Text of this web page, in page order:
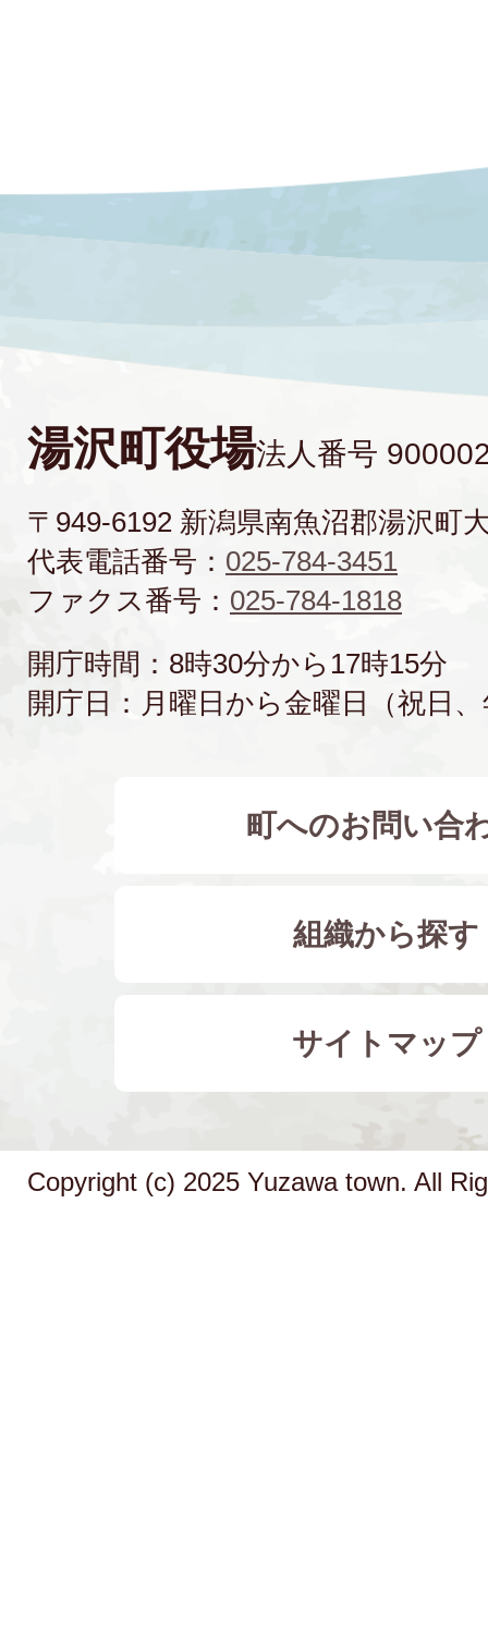
湯沢町役場法人番号
〒949-6192 新潟県南魚沼郡湯沢町
代表電話番号： 025-784-3451
ファクス番号： 025-784-1818
開庁時間：8時30分から17時15分
開庁日：月曜日から金曜日（祝日
町へのお問い合
組織から探す
サイトマップ
Copyright (c) 2025 Yuzawa town. All